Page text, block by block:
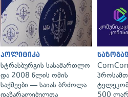
პოლიტიკა
სტრასბურგის სასამართლო
და 2008 წლის ომის
საქმეები — საიას ბრძოლა
დაზარალებულთა
500